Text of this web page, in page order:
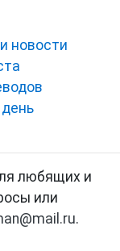
новости
любящих и
или
.